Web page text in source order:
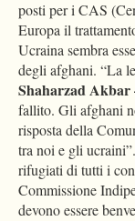
posti per i CAS
Europa il
Ucraina sembra
degli afghani. “La
Shaharzad Akbar
fallito. Gli afghani
risposta della
tra noi e gli
rifugiati di tutti i
Commissione
devono essere